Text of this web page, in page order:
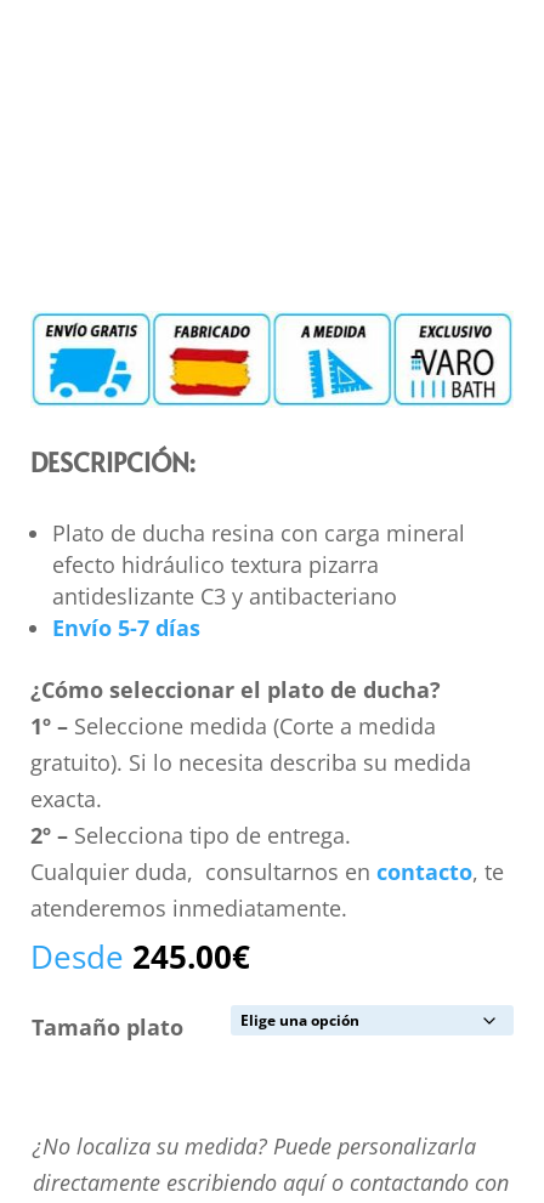
DESCRIPCIÓN:
Plato de ducha resina con carga mineral
efecto hidráulico textura pizarra
antideslizante C3 y antibacteriano
Envío 5-7 días
¿Cómo seleccionar el plato de ducha?
1º –Seleccione medida (Corte a medida
gratuito). Si lo necesita describa su medida
exacta.
2º –Selecciona tipo de entrega.
Cualquier duda, consultarnos en contacto, te
atenderemos inmediatamente.
Desde 245.00€
Tamaño plato
¿No
localiza
¿No localiza su medida? Puede personalizarla
directamente escribiendo aquí o contactando con